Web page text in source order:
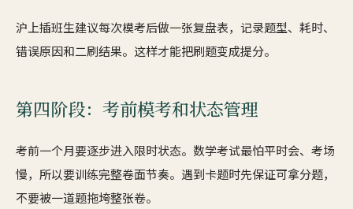
沪上插班生建议每次模考后做一张复盘表，记录题型、耗时、
错误原因和二刷结果。这样才能把刷题变成提分。
第四阶段：考前模考和状态管理
考前一个月要逐步进入限时状态。数学考试最怕平时会、考场
慢，所以要训练完整卷面节奏。遇到卡题时先保证可拿分题，
不要被一道题拖垮整张卷。